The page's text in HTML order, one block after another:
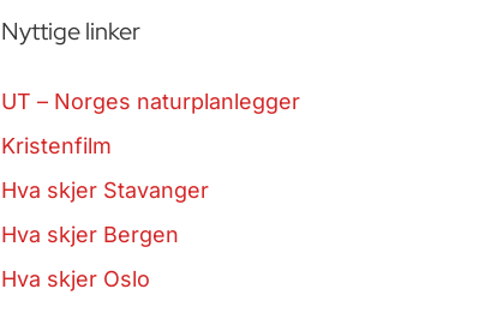
Nyttige linker
UT – Norges naturplanlegger
Kristenfilm
Hva skjer Stavanger
Hva skjer Bergen
Hva skjer Oslo